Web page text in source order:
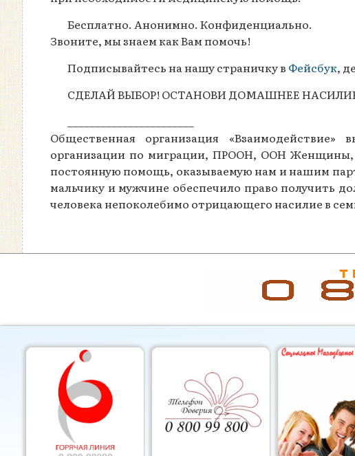
Бесплатно. Анонимно. Конфиденциально.
Звоните, мы знаем как Вам помочь!
Подписывайтесь на нашу страничку в Фейсбук,
СДЕЛАЙ ВЫБОР! ОСТАНОВИ ДОМАШНЕЕ
Общественная организация
организации по миграции, ПРООН, ООН
постоянную помощь, оказываемую нам и нашим
мальчику и мужчине обеспечило право получить
человека непоколебимо отрицающего насилие в